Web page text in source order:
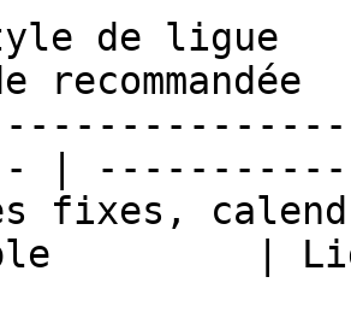
de ligue
|
fixes,
|